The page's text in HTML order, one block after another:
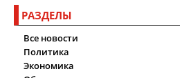
РАЗДЕЛЫ
Все новости
Политика
Экономика